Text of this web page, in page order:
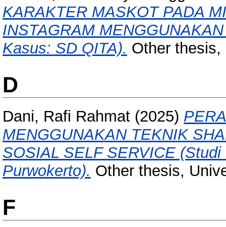
KARAKTER MASKOT PADA
INSTAGRAM
Kasus: SD QITA). Other
D
Dani, Rafi Rahmat (2025)
MENGGUNAKAN TEKNIK
SOSIAL SELF SERVICE
Purwokerto). Other thesis,
F